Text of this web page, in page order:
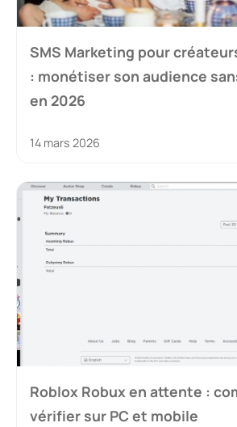
SMS Marketing pour
: monétiser son audience
en 2026
14 mars 2026
Roblox Robux en attente :
vérifier sur PC et mobile